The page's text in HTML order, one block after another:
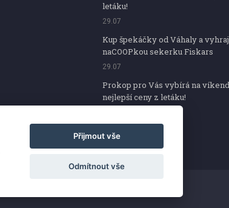
letáku!
29.07
Kup špekáčky od Váhaly a
naCOOPkou sekerku Fiskars
29.07
Prokop pro Vás vybírá na
nejlepší ceny z letáku!
Přijmout vše
Odmítnout vše